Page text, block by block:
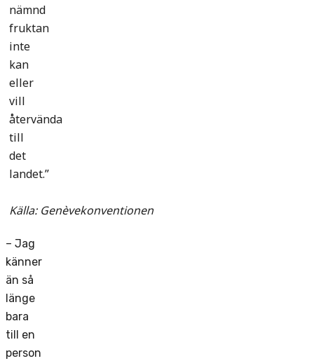
nämnd
fruktan
inte
kan
eller
vill
återvända
till
det
landet.”
Källa: Genèvekonventionen
– Jag
känner
än så
länge
bara
till en
person